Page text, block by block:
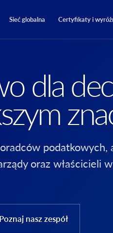
Sieć globalna Certyfikaty i
dla
oraz właścicieli
Poznaj nasz zespół